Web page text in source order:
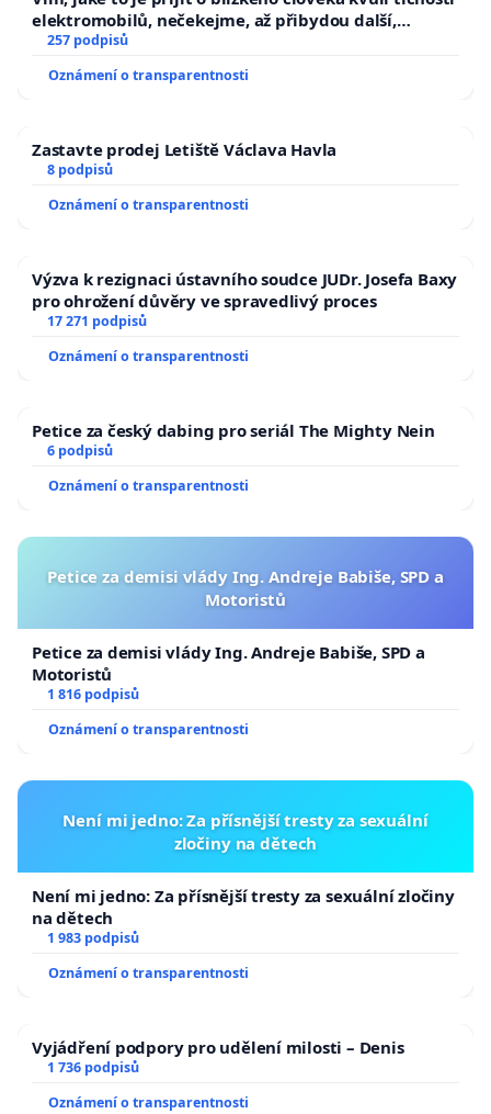
elektromobilů, nečekejme, až přibydou další,
zaveďme slyšitelná auta!
257 podpisů
Oznámení o transparentnosti
Zastavte prodej Letiště Václava Havla
8 podpisů
Oznámení o transparentnosti
Výzva k rezignaci ústavního soudce JUDr. Josefa Baxy
pro ohrožení důvěry ve spravedlivý proces
17 271 podpisů
Oznámení o transparentnosti
Petice za český dabing pro seriál The Mighty Nein
6 podpisů
Oznámení o transparentnosti
Petice za demisi vlády Ing. Andreje Babiše, SPD a
Motoristů
Petice za demisi vlády Ing. Andreje Babiše, SPD a
Motoristů
1 816 podpisů
Oznámení o transparentnosti
Není mi jedno: Za přísnější tresty za sexuální
zločiny na dětech
Není mi jedno: Za přísnější tresty za sexuální zločiny
na dětech
1 983 podpisů
Oznámení o transparentnosti
Vyjádření podpory pro udělení milosti – Denis
1 736 podpisů
Oznámení o transparentnosti